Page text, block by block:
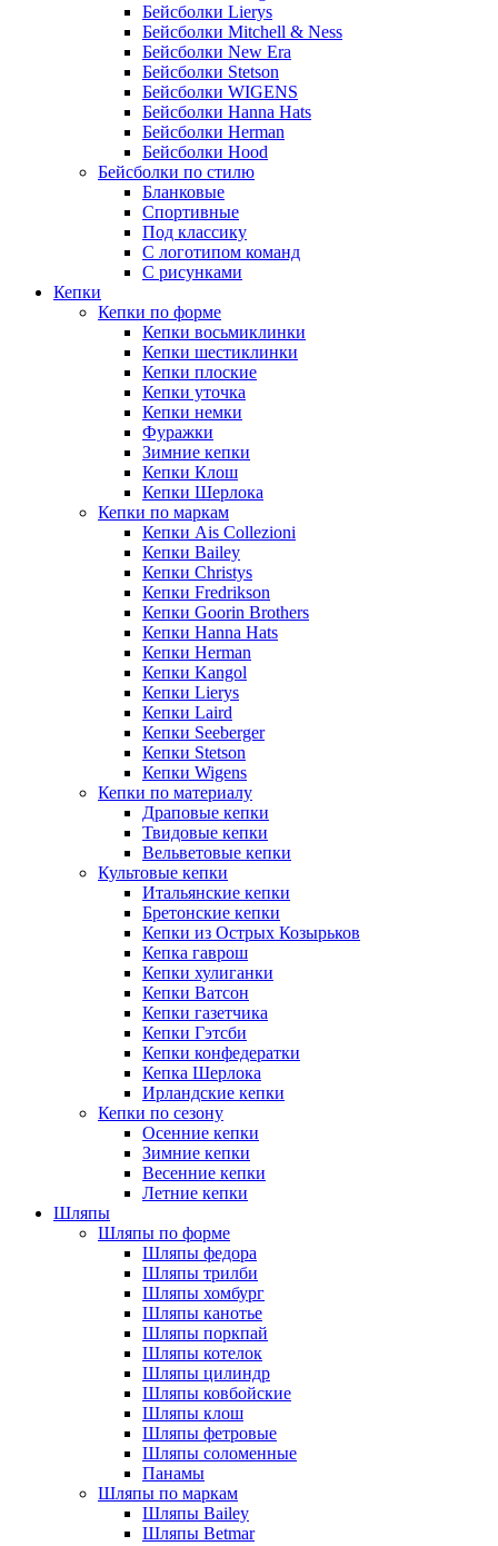
Бейсболки Lierys
Бейсболки Mitchell & Ness
Бейсболки New Era
Бейсболки Stetson
Бейсболки WIGENS
Бейсболки Hanna Hats
Бейсболки Herman
Бейсболки Hood
Бейсболки по стилю
Бланковые
Спортивные
Под классику
С логотипом команд
С рисунками
Кепки
Кепки по форме
Кепки восьмиклинки
Кепки шестиклинки
Кепки плоские
Кепки уточка
Кепки немки
Фуражки
Зимние кепки
Кепки Клош
Кепки Шерлока
Кепки по маркам
Кепки Ais Collezioni
Кепки Bailey
Кепки Christys
Кепки Fredrikson
Кепки Goorin Brothers
Кепки Hanna Hats
Кепки Herman
Кепки Kangol
Кепки Lierys
Кепки Laird
Кепки Seeberger
Кепки Stetson
Кепки Wigens
Кепки по материалу
Драповые кепки
Твидовые кепки
Вельветовые кепки
Культовые кепки
Итальянские кепки
Бретонские кепки
Кепки из Острых Козырьков
Кепка гаврош
Кепки хулиганки
Кепки Ватсон
Кепки газетчика
Кепки Гэтсби
Кепки конфедератки
Кепка Шерлока
Ирландские кепки
Кепки по сезону
Осенние кепки
Зимние кепки
Весенние кепки
Летние кепки
Шляпы
Шляпы по форме
Шляпы федора
Шляпы трилби
Шляпы хомбург
Шляпы канотье
Шляпы поркпай
Шляпы котелок
Шляпы цилиндр
Шляпы ковбойские
Шляпы клош
Шляпы фетровые
Шляпы соломенные
Панамы
Шляпы по маркам
Шляпы Bailey
Шляпы Betmar